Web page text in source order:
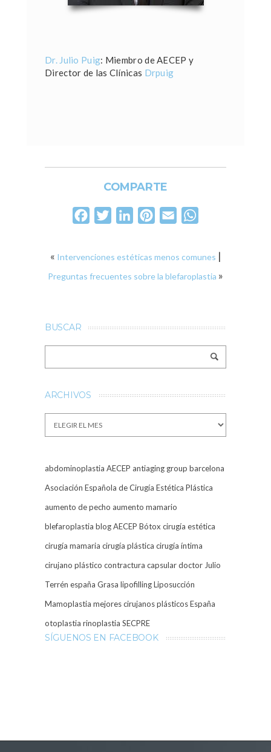
Dr. Julio Puig: Miembro de AECEP y
Director de las Clínicas Drpuig
COMPARTE
FacebookTwitterLinkedInPinterest
Email
« Intervenciones estéticas menos comunes |
Preguntas frecuentes sobre la blefaroplastia »
BUSCAR
ARCHIVOS
Archivos
abdominoplastia AECEP antiaging group barcelona
Asociación Española de Cirugía Estética Plástica
aumento de pecho aumento mamario
blefaroplastia blog AECEP Bótox cirugía estética
cirugía mamaria cirugía plástica cirugía íntima
cirujano plástico contractura capsulardoctor Julio
Terrén españa Grasa lipofillingLiposucción
Mamoplastia mejores cirujanos plásticos España
otoplastia rinoplastia SECPRE
SÍGUENOS EN FACEBOOK